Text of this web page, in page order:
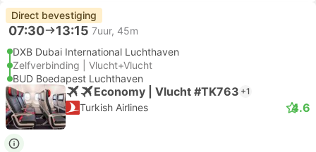
Direct bevestiging
07:30 13:15 7uur, 45m
DXB Dubai International Luchthaven
Zelfverbinding | Vlucht+Vlucht
BUD Boedapest Luchthaven
Economy | Vlucht #TK763 +1
Turkish Airlines 4.6